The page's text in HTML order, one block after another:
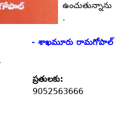
ఉంచుతున్నాను
.
- శాఖమూరు రామగోపాల్‌
ప్రతులకు:
9052563666